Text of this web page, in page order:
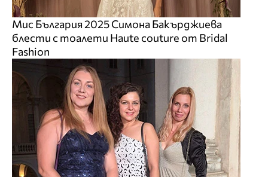
Мис България 2025 Симона Бакърджиева
блести с тоалети Haute couture от Bridal
Fashion